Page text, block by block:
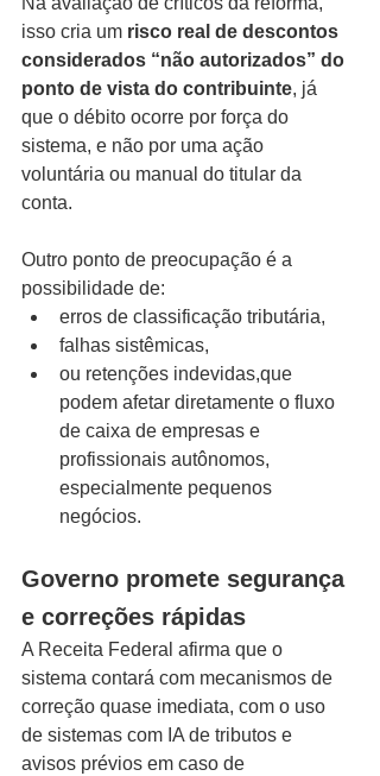
isso cria um risco real de descontos
considerados “não autorizados” do
ponto de vista do contribuinte, já
que o débito ocorre por força do
sistema, e não por uma ação
voluntária ou manual do titular da
conta.
Outro ponto de preocupação é a
possibilidade de:
erros de classificação tributária,
falhas sistêmicas,
ou retenções indevidas,que
podem afetar diretamente o fluxo
de caixa de empresas e
profissionais autônomos,
especialmente pequenos
negócios.
Governo promete segurança
e correções rápidas
A Receita Federal afirma que o
sistema contará com mecanismos de
correção quase imediata, com o uso
de sistemas com IA de tributos e
avisos prévios em caso de